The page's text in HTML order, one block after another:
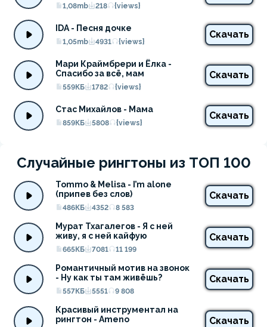
1,08mb 218 {views}
IDA - Песня дочке
1,05mb 4931 {views}
Скачать
Мари Краймбрери и Ёлка -
Спасибо за всё, мам
559КБ 1782 {views}
Скачать
Стас Михайлов - Мама
859КБ 5808 {views}
Скачать
Случайные рингтоны из ТОП 100
Tommo & Melisa - I’m alone
(припев без слов)
486КБ 4352 8 583
Скачать
Мурат Тхагалегов - Я с ней
живу, я с ней кайфую
665КБ 7081 11 199
Скачать
Романтичный мотив на звонок
- Ну как ты там живёшь?
557КБ 5551 9 808
Скачать
Красивый инструментал на
рингтон - Ameno
Скачать